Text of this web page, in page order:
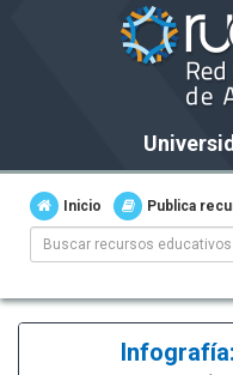
Inicio Publica